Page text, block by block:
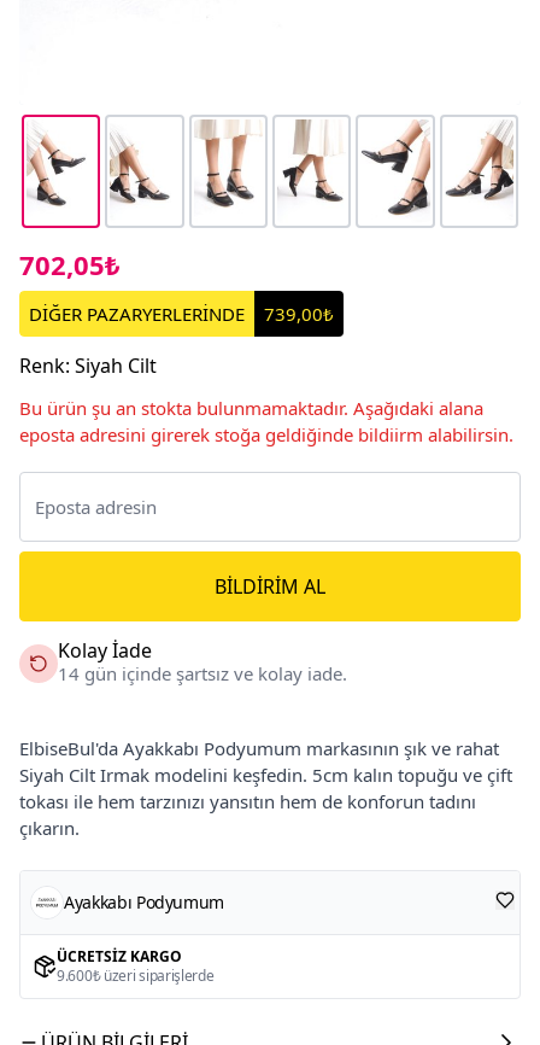
702,05₺
DİĞER PAZARYERLERİNDE 739,00₺
Renk: Siyah Cilt
Bu ürün şu an stokta bulunmamaktadır. Aşağıdaki alana
eposta adresini girerek stoğa geldiğinde bildiirm alabilirsin.
BILDIRIM AL
Kolay İade
14 gün içinde şartsız ve kolay iade.
ElbiseBul'da Ayakkabı Podyumum markasının şık ve rahat
Siyah Cilt Irmak modelini keşfedin. 5cm kalın topuğu ve çift
tokası ile hem tarzınızı yansıtın hem de konforun tadını
çıkarın.
Ayakkabı Podyumum
ÜCRETSIZ KARGO
9.600₺ üzeri siparişlerde